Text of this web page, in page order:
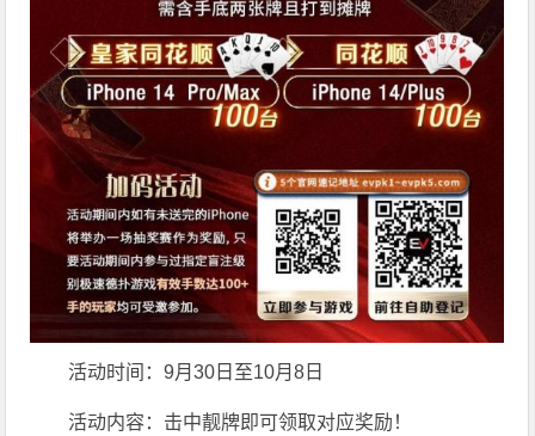
活动时间：9月30日至10月8日
活动内容：击中靓牌即可领取对应奖励！